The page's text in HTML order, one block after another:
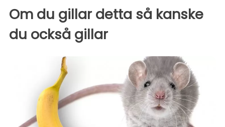
Om du gillar detta så kanske
du också gillar